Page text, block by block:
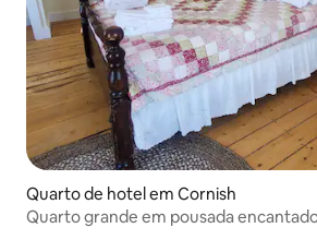
Quarto de hotel em Cornish
Quarto grande em pousada